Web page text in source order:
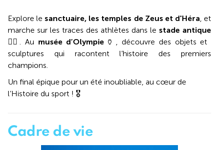
Explore le sanctuaire, les temples de Zeus et d'Héra, et
marche sur les traces des athlètes dans le stade antique
🏃‍♂️. Au musée d’Olympie 🏺, découvre des objets et
sculptures qui racontent l’histoire des premiers
champions.
Un final épique pour un été inoubliable, au cœur de
l’Histoire du sport ! 🎖️
Cadre de vie